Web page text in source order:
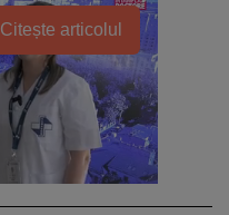
Citește articolul